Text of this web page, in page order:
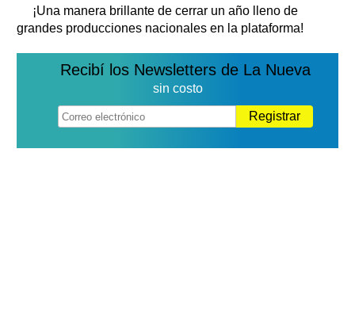
¡Una manera brillante de cerrar un año lleno de
grandes producciones nacionales en la plataforma!
Recibí los Newsletters de La Nueva
sin costo
Registrar